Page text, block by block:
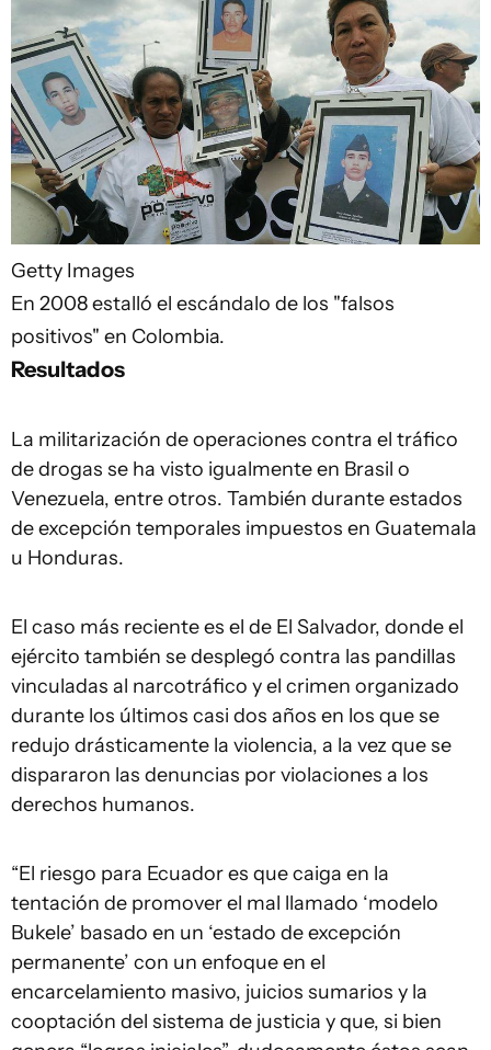
Getty Images
En 2008 estalló el escándalo de los "falsos
positivos" en Colombia.
Resultados
La militarización de operaciones contra el tráfico
de drogas se ha visto igualmente en Brasil o
Venezuela, entre otros. También durante estados
de excepción temporales impuestos en Guatemala
u Honduras.
El caso más reciente es el de El Salvador, donde el
ejército también se desplegó contra las pandillas
vinculadas al narcotráfico y el crimen organizado
durante los últimos casi dos años en los que se
redujo drásticamente la violencia, a la vez que se
dispararon las denuncias por violaciones a los
derechos humanos.
“El riesgo para Ecuador es que caiga en la
tentación de promover el mal llamado ‘modelo
Bukele’ basado en un ‘estado de excepción
permanente’ con un enfoque en el
encarcelamiento masivo, juicios sumarios y la
cooptación del sistema de justicia y que, si bien